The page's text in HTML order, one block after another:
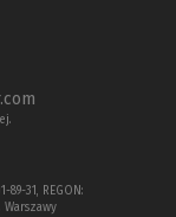
31, REGON:
Warszawy